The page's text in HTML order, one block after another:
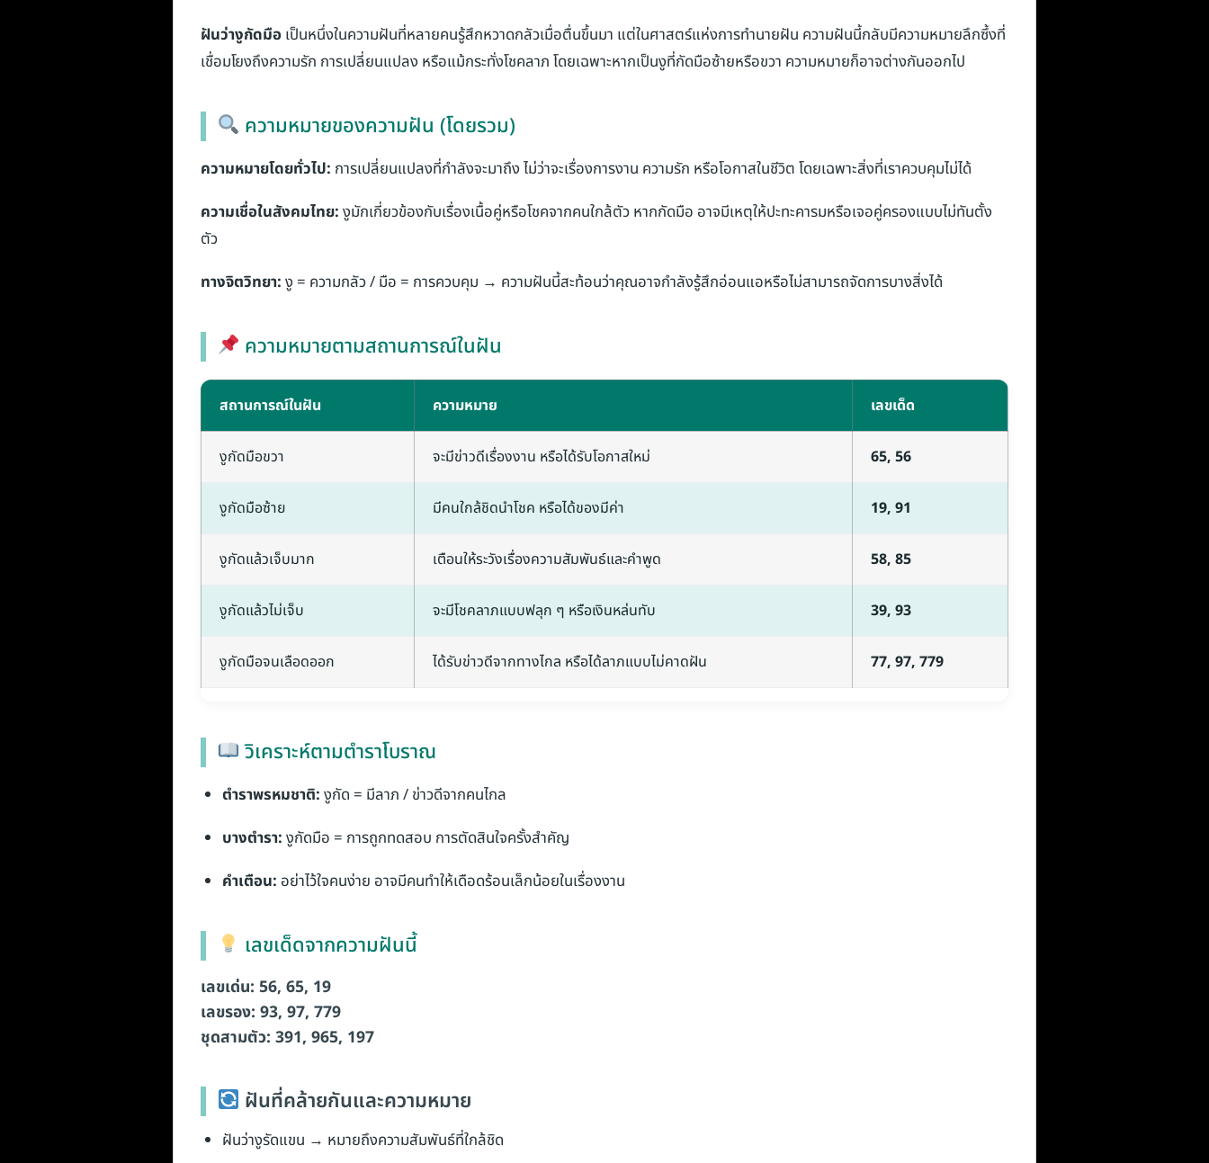
ฝันว่างูกัดมือเป็นหนึ่งในความฝันที่หลายคนรู้สึกหวาดกลัวเมื่อตื่นขึ้นมา แต่ในศาสตร์แห่งการทำนายฝัน ความฝันนี้กลับมีความหมายลึกซึ้งที่
เชื่อมโยงถึงความรัก การเปลี่ยนแปลง หรือแม้กระทั่งโชคลาภ โดยเฉพาะหากเป็นงูที่กัดมือซ้ายหรือขวา ความหมายก็อาจต่างกันออกไป
ความหมายของความฝัน (โดยรวม)
ความหมายโดยทั่วไป: การเปลี่ยนแปลงที่กำลังจะมาถึง ไม่ว่าจะเรื่องการงาน ความรัก หรือโอกาสในชีวิต โดยเฉพาะสิ่งที่เราควบคุมไม่ได้
ความเชื่อในสังคมไทย:งูมักเกี่ยวข้องกับเรื่องเนื้อคู่หรือโชคจากคนใกล้ตัว หากกัดมือ อาจมีเหตุให้ปะทะคารมหรือเจอคู่ครองแบบไม่ทันตั้ง
ตัว
ทางจิตวิทยา:งู = ความกลัว / มือ = การควบคุม → ความฝันนี้สะท้อนว่าคุณอาจกำลังรู้สึกอ่อนแอหรือไม่สามารถจัดการบางสิ่งได้
ความหมายตามสถานการณ์ในฝัน
สถานการณ์ในฝัน ความหมาย เลขเด็ด
งูกัดมือขวา จะมีข่าวดีเรื่องงาน หรือได้รับโอกาสใหม่ 65, 56
งูกัดมือซ้าย มีคนใกล้ชิดนำโชค หรือได้ของมีค่า 19, 91
งูกัดแล้วเจ็บมาก เตือนให้ระวังเรื่องความสัมพันธ์และคำพูด 58, 85
งูกัดแล้วไม่เจ็บ จะมีโชคลาภแบบฟลุก ๆ หรือเงินหล่นทับ 39, 93
งูกัดมือจนเลือดออก ได้รับข่าวดีจากทางไกล หรือได้ลาภแบบไม่คาดฝัน 77, 97, 779
วิเคราะห์ตามตำราโบราณ
ตำราพรหมชาติ:งูกัด = มีลาภ / ข่าวดีจากคนไกล
บางตำรา:งูกัดมือ = การถูกทดสอบ การตัดสินใจครั้งสำคัญ
คำเตือน: อย่าไว้ใจคนง่าย อาจมีคนทำให้เดือดร้อนเล็กน้อยในเรื่องงาน
เลขเด็ดจากความฝันนี้
เลขเด่น: 56, 65, 19
เลขรอง: 93, 97, 779
ชุดสามตัว: 391, 965, 197
ฝันที่คล้ายกันและความหมาย
ฝันว่างูรัดแขน → หมายถึงความสัมพันธ์ที่ใกล้ชิด